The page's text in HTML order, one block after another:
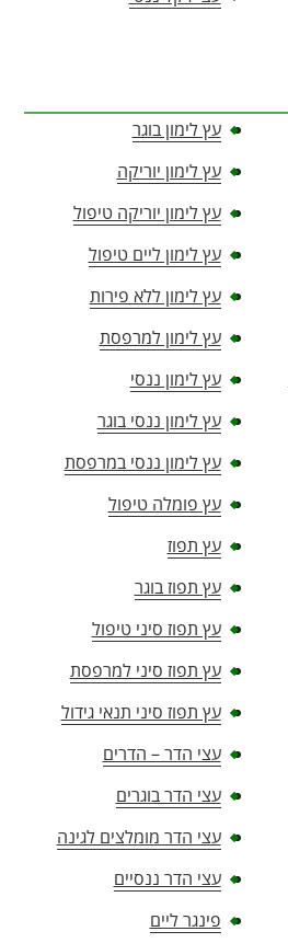
עץ לימון בוגר
עץ לימון יוריקה
עץ לימון יוריקה טיפול
עץ לימון ליים טיפול
עץ לימון ללא פירות
עץ לימון למרפסת
עץ לימון ננסי
עץ לימון ננסי בוגר
עץ לימון ננסי במרפסת
עץ פומלה טיפול
עץ תפוז
עץ תפוז בוגר
עץ תפוז סיני טיפול
עץ תפוז סיני למרפסת
עץ תפוז סיני תנאי גידול
עצי הדר – הדרים
עצי הדר בוגרים
עצי הדר מומלצים לגינה
עצי הדר ננסיים
פינגר ליים